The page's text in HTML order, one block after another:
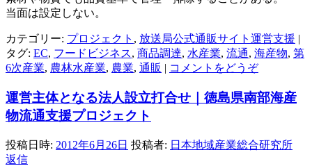
当面は設定しない。
カテゴリー: プロジェクト , 放送局公式通販サイト運営支援
タグ: EC, フードビジネス, 商品調達, 水産業, 流通, 海産物, 第
6次産業, 農林水産業, 農業, 通販 コメントをどうぞ
運営主体となる法人設立打合せ｜徳島県南部海産
物流通支援プロジェクト
投稿日時: 2012年6月26日 投稿者: 日本地域産業総合研究所
返信